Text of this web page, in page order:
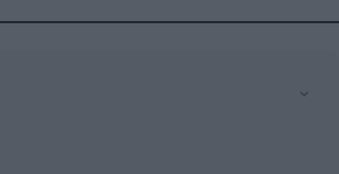
⌄